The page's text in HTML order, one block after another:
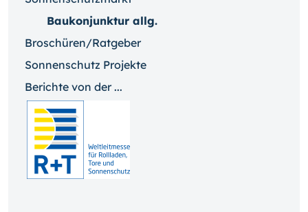
Baukonjunktur allg.
Broschüren/Ratgeber
Sonnenschutz Projekte
Berichte von der ...